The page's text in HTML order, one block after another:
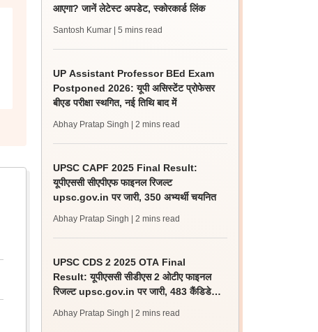
आएगा? जानें लेटेस्ट अपडेट, स्कोरकार्ड लिंक
Santosh Kumar | 5 mins read
UP Assistant Professor BEd Exam
Postponed 2026: यूपी असिस्टेंट प्रोफेसर
बीएड परीक्षा स्थगित, नई तिथि बाद में
Abhay Pratap Singh | 2 mins read
UPSC CAPF 2025 Final Result:
यूपीएससी सीएपीएफ फाइनल रिजल्ट
upsc.gov.in पर जारी, 350 अभ्यर्थी चयनित
Abhay Pratap Singh | 2 mins read
UPSC CDS 2 2025 OTA Final
Result: यूपीएससी सीडीएस 2 ओटीए फाइनल
रिजल्ट upsc.gov.in पर जारी, 483 कैंडिडेट
Abhay Pratap Singh | 2 mins read